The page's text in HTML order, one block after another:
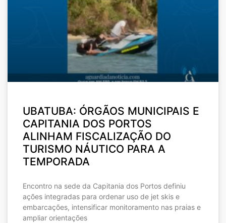
UBATUBA: ÓRGÃOS MUNICIPAIS E
CAPITANIA DOS PORTOS
ALINHAM FISCALIZAÇÃO DO
TURISMO NÁUTICO PARA A
TEMPORADA
Encontro na sede da Capitania dos Portos definiu
ações integradas para ordenar uso de jet skis e
embarcações, intensificar monitoramento nas praias e
ampliar orientações